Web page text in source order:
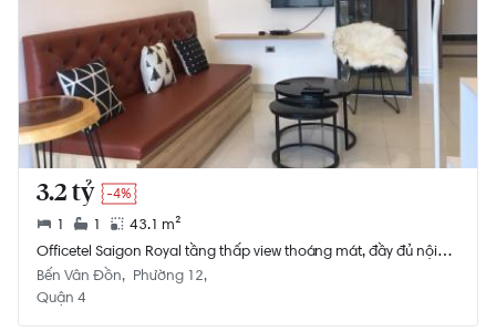
3.2 tỷ -4%
1 1
43.1 m²
Officetel Saigon Royal tầng thấp view thoáng mát, đầy đủ nội
thất
Bến Vân Đồn
Phường 12
Quận 4